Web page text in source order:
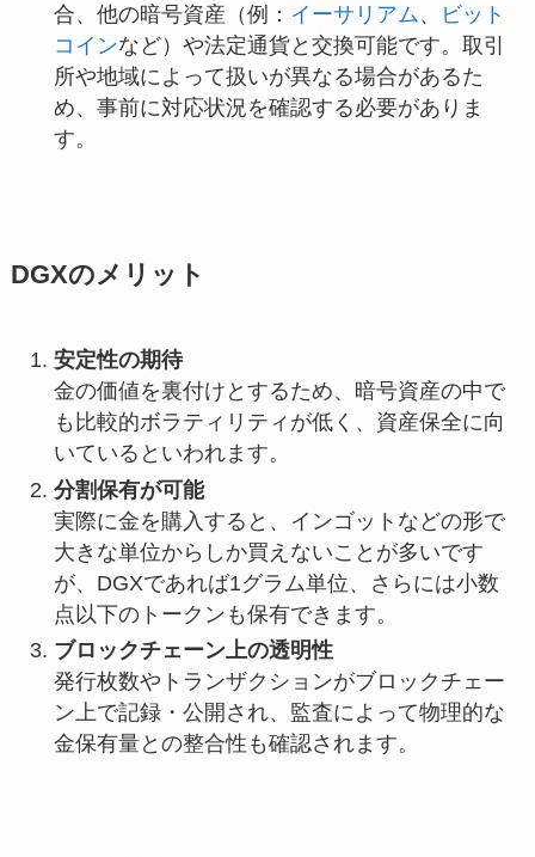
合、他の暗号資産（例： イーサリアム、
ビット
コインなど）や法定通貨と交換可能です。取引
所や地域によって扱いが異なる場合があるた
め、事前に対応状況を確認する必要がありま
す。
DGXのメリット
安定性の期待
金の価値を裏付けとするため、暗号資産の中で
も比較的ボラティリティが低く、資産保全に向
いているといわれます。
分割保有が可能
実際に金を購入すると、インゴットなどの形で
大きな単位からしか買えないことが多いです
が、DGXであれば1グラム単位、さらには小数
点以下のトークンも保有できます。
ブロックチェーン上の透明性
発行枚数やトランザクションがブロックチェー
ン上で記録・公開され、監査によって物理的な
金保有量との整合性も確認されます。